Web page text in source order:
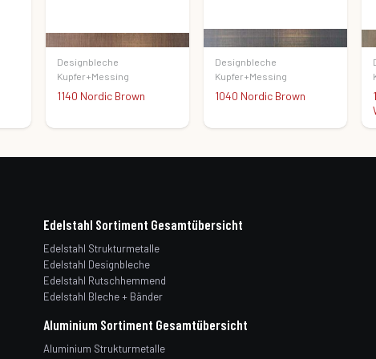
Designbleche
Kupfer+Messing
1140 Nordic Brown
Designbleche
Kupfer+Messing
1040 Nordic Brown
Edelstahl Sortiment Gesamtübersicht
Edelstahl Strukturmetalle
Edelstahl Designbleche
Edelstahl Rutschhemmend
Edelstahl Bleche + Bänder
Aluminium Sortiment Gesamtübersicht
Aluminium Strukturmetalle